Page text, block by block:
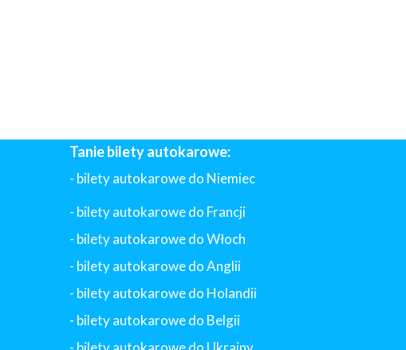
Tanie bilety autokarowe:
- bilety autokarowe do Niemiec
- bilety autokarowe do Francji
- bilety autokarowe do Włoch
- bilety autokarowe do Anglii
- bilety autokarowe do Holandii
- bilety autokarowe do Belgii